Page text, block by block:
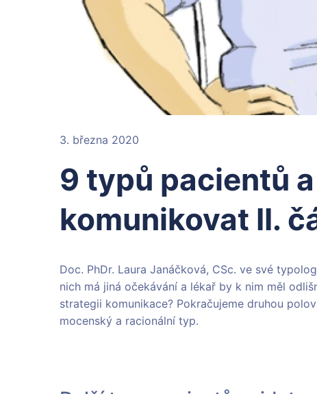
3. března 2020
9 typů pacientů
komunikovat II.
Doc. PhDr. Laura Janáčková, CSc. ve své
nich má jiná očekávání a lékař by k nim měl
strategii komunikace? Pokračujeme druhou
mocenský a racionální typ.